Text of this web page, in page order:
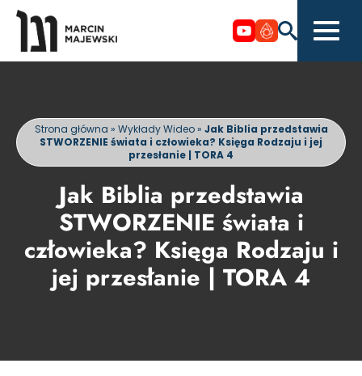
Strona główna » Wykłady Wideo » Jak Biblia przedstawia
STWORZENIE świata i człowieka? Księga Rodzaju i jej
przesłanie | TORA 4
Jak Biblia przedstawia
STWORZENIE świata i
człowieka? Księga Rodzaju i
jej przesłanie | TORA 4